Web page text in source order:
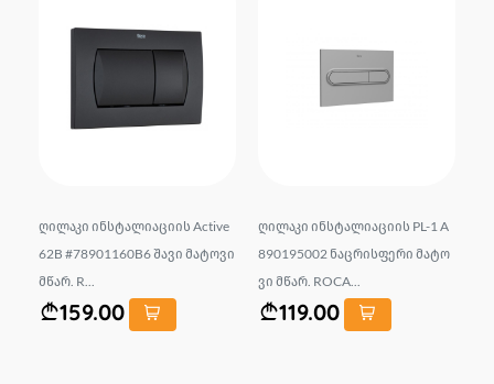
ღილაკი ინსტალიაციის Active
62B #78901160B6 შავი მატოვი
მწარ. R...
159.00
ღილაკი ინსტალიაციის PL-1 A
890195002 ნაცრისფერი მატო
ვი მწარ. ROCA...
119.00